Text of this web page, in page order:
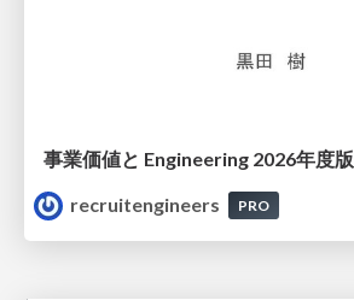
事業価値と Engineering 2026年度版
recruitengineers
PRO